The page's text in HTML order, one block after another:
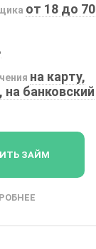
от 18 до 70
на карту,
банковский
ЗАЙМ